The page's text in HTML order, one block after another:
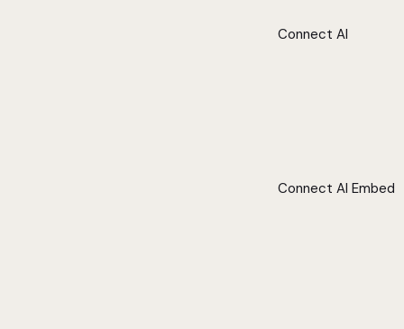
Connect AI
Connect AI Embed